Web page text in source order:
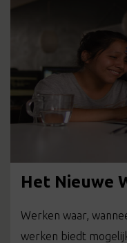
Het Nieuwe
Werken waar,
werken biedt